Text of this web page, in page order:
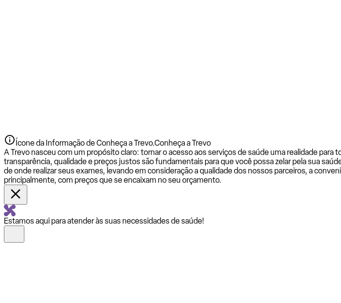
Ícone da Informação de Conheça a Trevo.Conheça a Trevo
A Trevo nasceu com um propósito claro: tornar o acesso aos serviços de saúde uma realidade
transparência, qualidade e preços justos são fundamentais para que você possa zelar pela sua
de onde realizar seus exames, levando em consideração a qualidade dos nossos parceiros, a
principalmente, com preços que se encaixam no seu orçamento.
Estamos aqui para atender às suas necessidades de saúde!